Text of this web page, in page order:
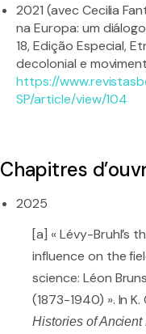
2021 (avec Cecilia
na Europa: um
18, Edição Especial,
decolonial e
https://
SP/article/view/104
Chapitres
2025
[a] « Lévy-Bruhl’s
influence on the
science: Léon
(1873-1940) ». In
Histories of